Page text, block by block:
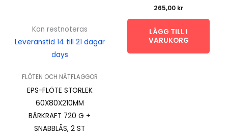
Kan restnoteras
Leveranstid 14 till 21 dagar
days
FLÖTEN OCH NÄTFLAGGOR
EPS-FLÖTE STORLEK
60X80X210MM
BÄRKRAFT 720 G +
SNABBLÅS, 2 ST
265,00 kr
LÄGG TILL I
VARUKORG